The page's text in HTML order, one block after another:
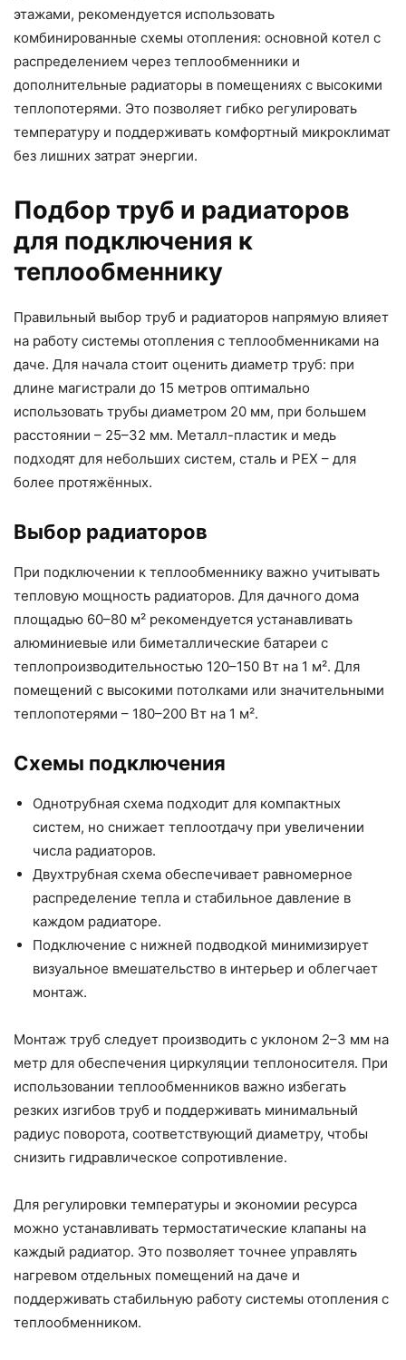
этажами, рекомендуется использовать
комбинированные схемы отопления: основной котел с
распределением через теплообменники и
дополнительные радиаторы в помещениях с высокими
теплопотерями. Это позволяет гибко регулировать
температуру и поддерживать комфортный микроклимат
без лишних затрат энергии.
Подбор труб и радиаторов
для подключения к
теплообменнику
Правильный выбор труб и радиаторов напрямую влияет
на работу системы отопления с теплообменниками на
даче. Для начала стоит оценить диаметр труб: при
длине магистрали до 15 метров оптимально
использовать трубы диаметром 20 мм, при большем
расстоянии – 25–32 мм. Металл-пластик и медь
подходят для небольших систем, сталь и PEX – для
более протяжённых.
Выбор радиаторов
При подключении к теплообменнику важно учитывать
тепловую мощность радиаторов. Для дачного дома
площадью 60–80 м² рекомендуется устанавливать
алюминиевые или биметаллические батареи с
теплопроизводительностью 120–150 Вт на 1 м². Для
помещений с высокими потолками или значительными
теплопотерями – 180–200 Вт на 1 м².
Схемы подключения
Однотрубная схема подходит для компактных
систем, но снижает теплоотдачу при увеличении
числа радиаторов.
Двухтрубная схема обеспечивает равномерное
распределение тепла и стабильное давление в
каждом радиаторе.
Подключение с нижней подводкой минимизирует
визуальное вмешательство в интерьер и облегчает
монтаж.
Монтаж труб следует производить с уклоном 2–3 мм на
метр для обеспечения циркуляции теплоносителя. При
использовании теплообменников важно избегать
резких изгибов труб и поддерживать минимальный
радиус поворота, соответствующий диаметру, чтобы
снизить гидравлическое сопротивление.
Для регулировки температуры и экономии ресурса
можно устанавливать термостатические клапаны на
каждый радиатор. Это позволяет точнее управлять
нагревом отдельных помещений на даче и
поддерживать стабильную работу системы отопления с
теплообменником.